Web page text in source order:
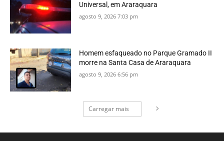
Universal, em Araraquara
agosto 9, 2026 7:03 pm
Homem esfaqueado no Parque Gramado II
morre na Santa Casa de Araraquara
agosto 9, 2026 6:56 pm
Carregar mais